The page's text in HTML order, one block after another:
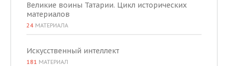
Великие воины Татарии. Цикл исторических
материалов
24 МАТЕРИАЛА
Искусственный интеллект
181 МАТЕРИАЛ